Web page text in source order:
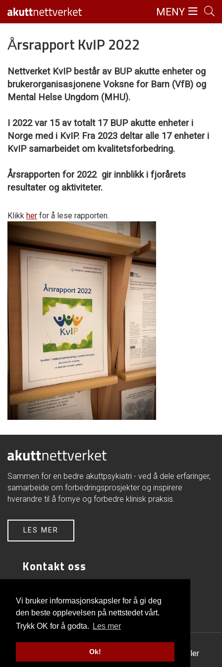
Vi bruker informasjonskapsler for å gi deg
den beste opplevelsen på nettstedet vårt.
Trykk OK for å godta.
Les mer
Ok!
MENY
Årsrapport KvIP 2022
Nettverket KvIP består av BUP akutte enheter og
brukerorganisasjonene Voksne for Barn (VfB) og
Mental Helse Ungdom (MHU).
I 2022 var 15 av totalt 17 BUP akutte enheter i
Norge med i KvIP. Fra 2023 deltar alle 17 enheter i
KvIP samarbeidet om kvalitetsforbedring.
Årsrapporten for 2022 gir innblikk i fjorårets
resultater og aktiviteter.
Klikk her for å lese rapporten.
Sammen for en bedre akuttpsykiatri - ved å dele erfaringer,
samarbeide om forbedringsprosjekter og inspirere
hverandre til å fornye og forbedre klinisk praksis.
LES MER
Kontakt oss
FOU-avd. psykisk helsevern
Akershus universitetssykehus
1478 Lørenskog
Personvern og informasjonskapsler
Utviklet av Netlab|Publiseres i eRedaktør